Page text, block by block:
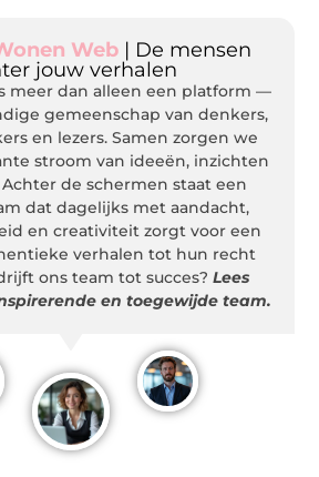
Web | De mensen
jouw verhalen
meer dan alleen een platform —
gemeenschap van denkers,
en lezers. Samen zorgen we
stroom van ideeën, inzichten
de schermen staat een
dat dagelijks met aandacht,
en creativiteit zorgt voor een
verhalen tot hun recht
ons team tot succes? Lees
en toegewijde team.